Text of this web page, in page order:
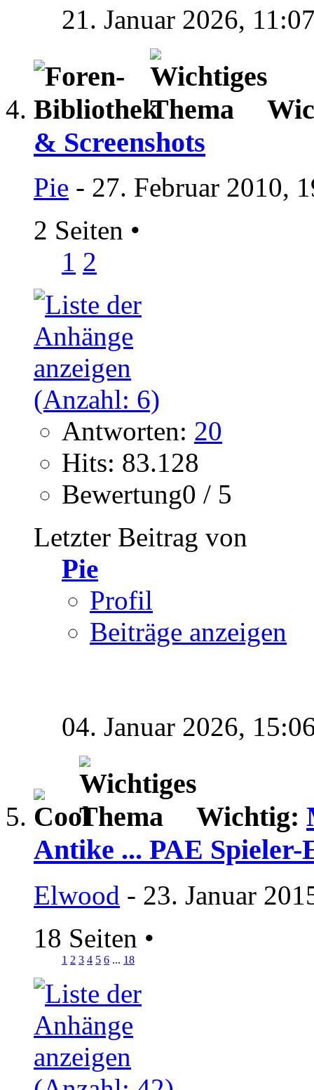
21. Januar 2026,
& Screenshots
Pie - 27. Februar 2010,
2 Seiten •
1 2
Antworten: 20
Hits: 83.128
Bewertung0 / 5
Letzter Beitrag von
Pie
Profil
Beiträge anzeigen
04. Januar 2026,
Wichtig:
Antike ... PAE Spieler-
Elwood - 23. Januar
18 Seiten •
1 2 3 4 5 6 ... 18